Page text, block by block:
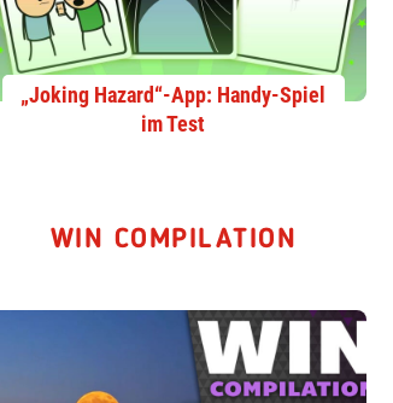
„Joking Hazard“-App: Handy-Spiel
im Test
WIN COMPILATION